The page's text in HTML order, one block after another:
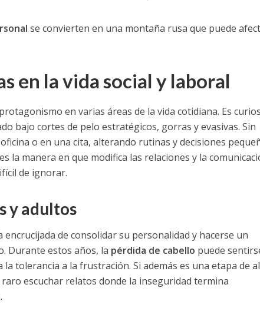
se convierten en una montaña rusa que puede
en la vida social y laboral
en varias áreas de la vida cotidiana. Es
bajo cortes de pelo estratégicos, gorras y evasivas. Sin
o en una cita, alterando rutinas y decisiones
la manera en que modifica las relaciones y la
de ignorar.
y adultos
de consolidar su personalidad y hacerse un
Durante estos años, la pérdida de cabello puede
tolerancia a la frustración. Si además es una etapa de
escuchar relatos donde la inseguridad termina